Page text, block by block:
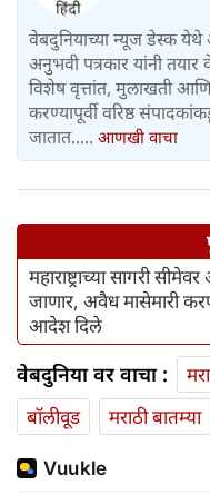
वेबदुनियाच्या न्यूज डेस्क येथे
अनुभवी पत्रकार यांनी
विशेष वृत्तांत, मुलाखती
करण्यापूर्वी वरिष्ठ
जातात..... आणखी वाचा
महाराष्ट्राच्या सागरी
जाणार, अवैध मासेमारी
आदेश दिले
वेबदुनिया वर वाचा :
बॉलीवूड
मराठी बातम्या